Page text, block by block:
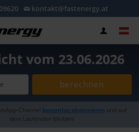
kontakt@fastenergy.at
vom 23.06.2026
berechnen
Channel kostenlos abonnieren und auf
dem Laufenden bleiben!